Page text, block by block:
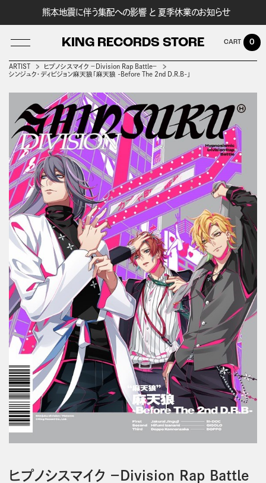
熊本地震に伴う集配への影響 と 夏季休業のお知らせ
KING RECORDS STORE
LOG IN
0
ARTIST
ヒプノシスマイク －Division Rap Battle－
シンジュク・ディビジョン麻天狼「麻天狼 -Before The 2nd D.R.B-」
ヒプノシスマイク －Division Rap Battle